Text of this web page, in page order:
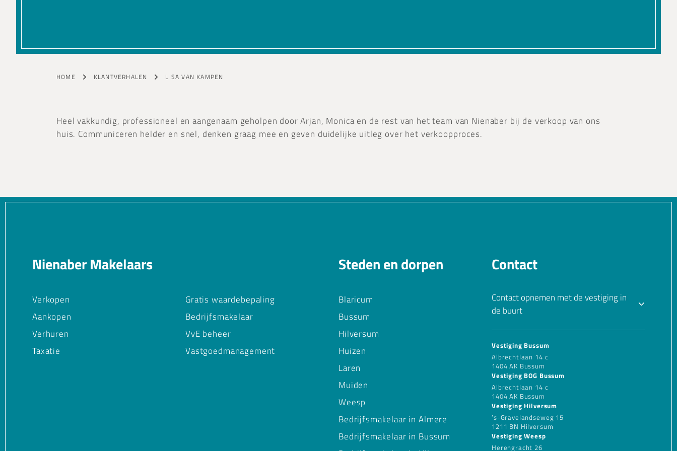
HOME KLANTVERHALEN LISA VAN KAMPEN
Heel vakkundig, professioneel en aangenaam geholpen door Arjan, Monica en de rest van het team van Nienaber bij de verkoop van ons
huis. Communiceren helder en snel, denken graag mee en geven duidelijke uitleg over het verkoopproces.
Nienaber Makelaars
Verkopen
Aankopen
Verhuren
Taxatie
Gratis waardebepaling
Bedrijfsmakelaar
VvE beheer
Vastgoedmanagement
Steden en dorpen
Blaricum
Bussum
Hilversum
Huizen
Laren
Muiden
Weesp
Bedrijfsmakelaar in Almere
Bedrijfsmakelaar in Bussum
Contact
Contact opnemen met de vestiging in
de buurt
Vestiging Bussum
Albrechtlaan 14 c
1404 AK Bussum
Vestiging BOG Bussum
Albrechtlaan 14 c
1404 AK Bussum
Vestiging Hilversum
’s-Gravelandseweg 15
1211 BN Hilversum
Vestiging Weesp
Herengracht 26